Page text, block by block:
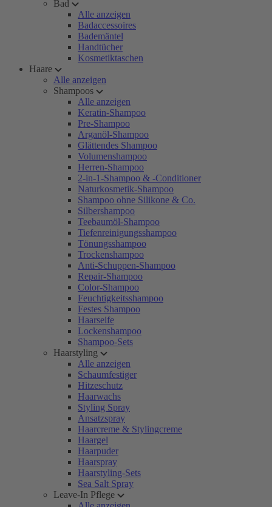
Bad
Alle anzeigen
Badaccessoires
Bademäntel
Handtücher
Kosmetiktaschen
Haare
Alle anzeigen
Shampoos
Alle anzeigen
Keratin-Shampoo
Pre-Shampoo
Arganöl-Shampoo
Glättendes Shampoo
Volumenshampoo
Herren-Shampoo
2-in-1-Shampoo & -Conditioner
Naturkosmetik-Shampoo
Shampoo ohne Silikone & Co.
Silbershampoo
Teebaumöl-Shampoo
Tiefenreinigungsshampoo
Tönungsshampoo
Trockenshampoo
Anti-Schuppen-Shampoo
Repair-Shampoo
Color-Shampoo
Feuchtigkeitsshampoo
Festes Shampoo
Haarseife
Lockenshampoo
Shampoo-Sets
Haarstyling
Alle anzeigen
Schaumfestiger
Hitzeschutz
Haarwachs
Styling Spray
Ansatzspray
Haarcreme & Stylingcreme
Haargel
Haarpuder
Haarspray
Haarstyling-Sets
Sea Salt Spray
Leave-In Pflege